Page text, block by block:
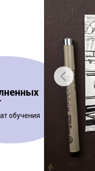
обучения